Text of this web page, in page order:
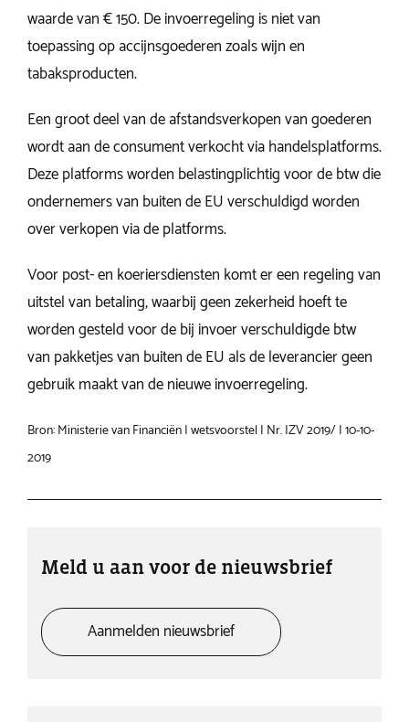
Meld u aan voor de nieuwsbrief
Aanmelden nieuwsbrief
waarde van € 150. De invoerregeling is niet van
toepassing op accijnsgoederen zoals wijn en
tabaksproducten.
Een groot deel van de afstandsverkopen van goederen
wordt aan de consument verkocht via handelsplatforms.
Deze platforms worden belastingplichtig voor de btw die
ondernemers van buiten de EU verschuldigd worden
over verkopen via de platforms.
Voor post- en koeriersdiensten komt er een regeling van
uitstel van betaling, waarbij geen zekerheid hoeft te
worden gesteld voor de bij invoer verschuldigde btw
van pakketjes van buiten de EU als de leverancier geen
gebruik maakt van de nieuwe invoerregeling.
Bron: Ministerie van Financiën | wetsvoorstel | Nr. IZV 2019/ | 10-10-
2019